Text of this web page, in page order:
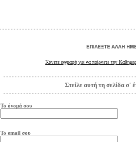
Κάνετε εγγραφή για να παίρνετε την
Στείλε αυτή τη σελίδα σ'
Το όνομά σου
Το email σου